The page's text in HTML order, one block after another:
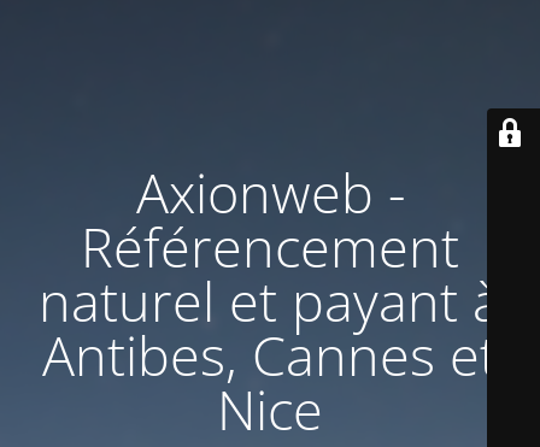
Axionweb -
Référencement
naturel et payant à
Antibes, Cannes et
Nice